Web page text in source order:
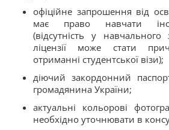
офіційне запрошення від
має право навчати
(відсутність у навчального
ліцензії може стати
отриманні студентської візи);
діючий закордонний
громадянина України;
актуальні кольорові
необхідно уточнювати в